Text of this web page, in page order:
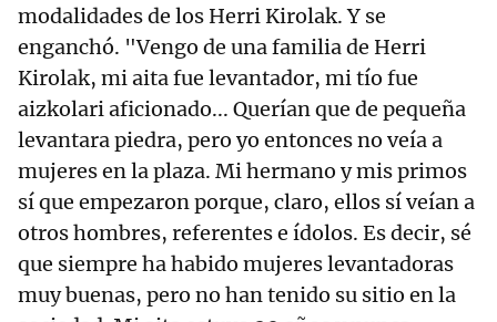
modalidades de los Herri Kirolak. Y se
enganchó. "Vengo de una familia de Herri
Kirolak, mi aita fue levantador, mi tío fue
aizkolari aficionado... Querían que de pequeña
levantara piedra, pero yo entonces no veía a
mujeres en la plaza. Mi hermano y mis primos
sí que empezaron porque, claro, ellos sí veían a
otros hombres, referentes e ídolos. Es decir, sé
que siempre ha habido mujeres levantadoras
muy buenas, pero no han tenido su sitio en la